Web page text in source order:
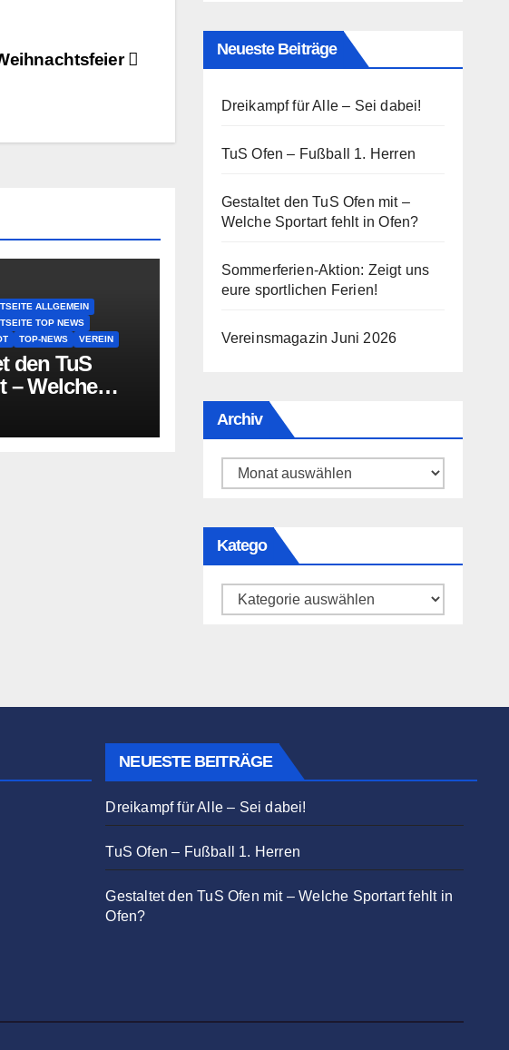
ALLGEMEIN
TOP NEWS
TOP-NEWS VEREIN
den TuS
– Welche
Neueste Beiträge
Dreikampf für Alle – Sei dabei!
TuS Ofen – Fußball 1. Herren
Gestaltet den TuS Ofen mit –
Welche Sportart fehlt in Ofen?
Sommerferien-Aktion: Zeigt uns
eure sportlichen Ferien!
Vereinsmagazin Juni 2026
Archiv
Archiv
Katego
Katego
NEUESTE BEITRÄGE
Dreikampf für Alle – Sei dabei!
TuS Ofen – Fußball 1. Herren
Gestaltet den TuS Ofen mit – Welche Sportart fehlt in
Ofen?